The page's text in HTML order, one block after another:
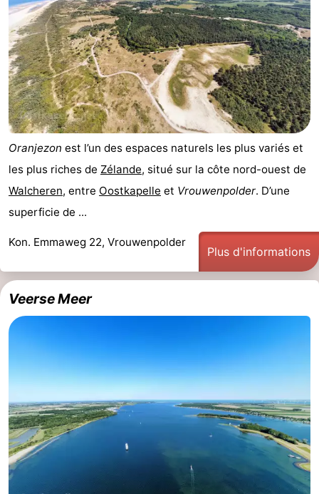
Oranjezon est l’un des espaces naturels les plus variés et
les plus riches de Zélande, situé sur la côte nord-ouest de
Walcheren, entre Oostkapelle et Vrouwenpolder. D’une
superficie de ...
Kon. Emmaweg 22, Vrouwenpolder
Plus d'informations
Veerse Meer